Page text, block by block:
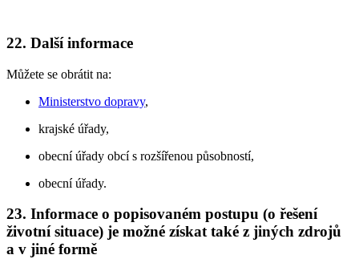
22. Další informace
Můžete se obrátit na:
Ministerstvo dopravy,
krajské úřady,
obecní úřady obcí s rozšířenou působností,
obecní úřady.
23. Informace o popisovaném postupu (o řešení
životní situace) je možné získat také z jiných zdrojů
a v jiné formě